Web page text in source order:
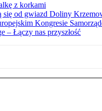
z korkami
się od gwiazd Doliny
Kongresie
– Łączy nas przyszłość